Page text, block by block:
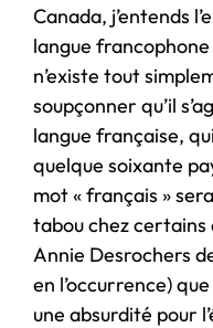
Canada, j’entends
langue
n’existe tout
soupçonner qu’il
langue française,
quelque soixante
mot « français »
tabou chez certains
Annie Desrochers
en l’occurrence)
une absurdité pour